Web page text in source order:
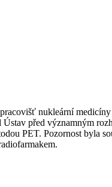
nukleární
před významným
PET. Pozornost byla